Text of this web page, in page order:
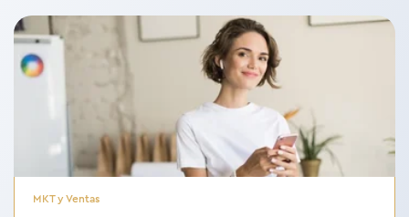
MKT y Ventas